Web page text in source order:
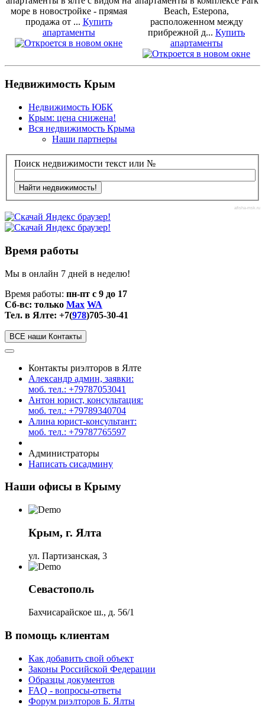
море в новостройке - прямая
продажа от ... Купить
апартаменты
Beach, Estepona,
расположенном между
прибрежной д... Купить
апартаменты
Недвижимость Крым
Недвижимость ЮБК
Крым: цена снижена!
Вся недвижимость Крыма
Наши партнеры
Поиск недвижимости текст или №
afisha-msk.ru
Время работы
Мы в онлайн 7 дней в неделю!
Время работы: пн-пт с 9 до 17
Сб-вс: только Max WA
Тел. в Ялте: +7(978)705-30-41
ВСЕ наши Контакты
Контакты риэлторов в Ялте
Александр админ, заявки:
моб. тел.: +79787053041
Антон юрист, консультация:
моб. тел.: +79789340704
Алина юрист-консультант:
моб. тел.: +79787765597
Администраторы
Написать сисадмину
Наши офисы в Крыму
Крым, г. Ялта
ул. Партизанская, 3
Севастополь
Бахчисарайское ш., д. 56/1
В помощь клиентам
Как добавить свой объект
Законы Российской Федерации
Образцы документов
FAQ - вопросы-ответы
Форум риэлторов Б. Ялты